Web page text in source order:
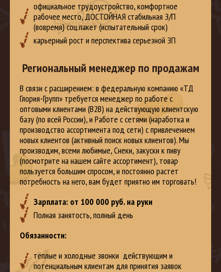
официальное трудоустройство, комфортное
рабочее место, ДОСТОЙНАЯ стабильная З/П
(вовремя) соц.пакет (испытательный срок)
карьерный рост и перспектива серьезной ЗП
Региональный менеджер по продажам
В связи с расширением: в федеральную компанию «ТД
Глория-Групп» требуется менеджер по работе с
оптовыми клиентами (B2B) на действующую клиентскую
базу (по всей России), и Работе с сетями (наработка и
производство ассортимента под сети) с привлечением
новых клиентов (активный поиск новых клиентов). Мы
производим, всеми любимые, Снеки, закуски к пиву
(посмотрите на нашем сайте ассортимент), товар
пользуется большим спросом, и постоянно растет
потребность на него, вам будет приятно им торговать!
Зарплата: от 100 000 руб. на руки
Полная занятость, полный день
Обязанности:
тёплые и холодные звонки действующим и
потенциальным клиентам для принятия заявок